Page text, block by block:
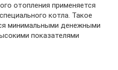
отопления применяется
котла. Такое
минимальными денежными
показателями